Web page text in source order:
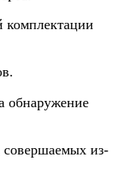
комплектации
обнаружение
из-